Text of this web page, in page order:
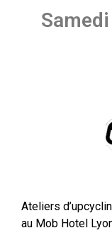
Ateliers
au Mob Hotel